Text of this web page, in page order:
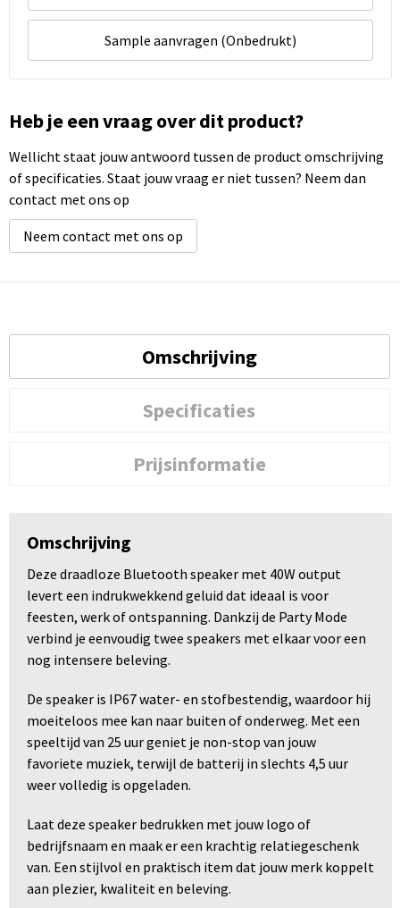
Sample aanvragen (Onbedrukt)
Heb je een vraag over dit product?
Wellicht staat jouw antwoord tussen de product omschrijving
of specificaties. Staat jouw vraag er niet tussen? Neem dan
contact met ons op
Neem contact met ons op
Omschrijving
Specificaties
Prijsinformatie
Omschrijving
Deze draadloze Bluetooth speaker met 40W output
levert een indrukwekkend geluid dat ideaal is voor
feesten, werk of ontspanning. Dankzij de Party Mode
verbind je eenvoudig twee speakers met elkaar voor een
nog intensere beleving.
De speaker is IP67 water- en stofbestendig, waardoor hij
moeiteloos mee kan naar buiten of onderweg. Met een
speeltijd van 25 uur geniet je non-stop van jouw
favoriete muziek, terwijl de batterij in slechts 4,5 uur
weer volledig is opgeladen.
Laat deze speaker bedrukken met jouw logo of
bedrijfsnaam en maak er een krachtig relatiegeschenk
van. Een stijlvol en praktisch item dat jouw merk koppelt
aan plezier, kwaliteit en beleving.